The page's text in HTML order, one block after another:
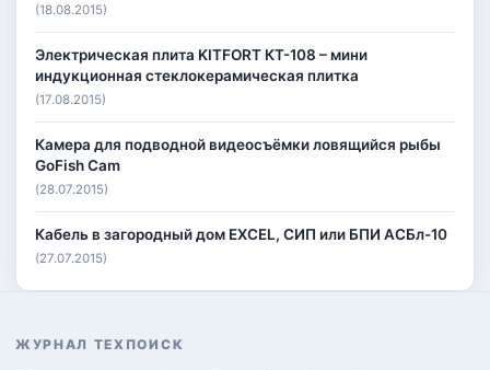
(18.08.2015)
Электрическая плита KITFORT КТ-108 – мини
индукционная стеклокерамическая плитка
(17.08.2015)
Камера для подводной видеосъёмки ловящийся рыбы
GoFish Cam
(28.07.2015)
Кабель в загородный дом EXCEL, СИП или БПИ АСБл-10
(27.07.2015)
ЖУРНАЛ ТЕХПОИСК